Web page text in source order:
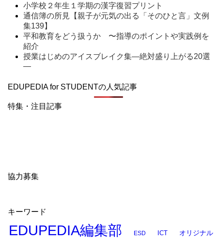
小学校２年生１学期の漢字復習プリント
通信簿の所見【親子が元気の出る「そのひと言」文例
集139】
平和教育をどう扱うか 〜指導のポイントや実践例を
紹介
授業はじめのアイスブレイク集―絶対盛り上がる20選
―
EDUPEDIA for STUDENTの人気記事
特集・注目記事
協力募集
キーワード
EDUPEDIA編集部 ESD ICT
オリジナル